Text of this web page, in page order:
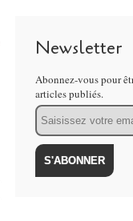
Newsletter
Abonnez-vous pour
articles publiés.
Email